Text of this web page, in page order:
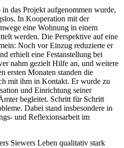
das Projekt aufgenommen wurde,
In Kooperation mit der
eine Wohnung in einem
werden. Die Perspektive auf eine
Noch vor Einzug reduzierte er
erhielt eine Festanstellung bei
nahm gezielt Hilfe an, und weitere
ersten Monaten standen die
mit ihm in Kontakt. Er wurde zu
und Einrichtung seiner
begleitet. Schritt für Schritt
Dabei stand insbesondere in
und Reflexionsarbeit im
Siewers Leben qualitativ stark